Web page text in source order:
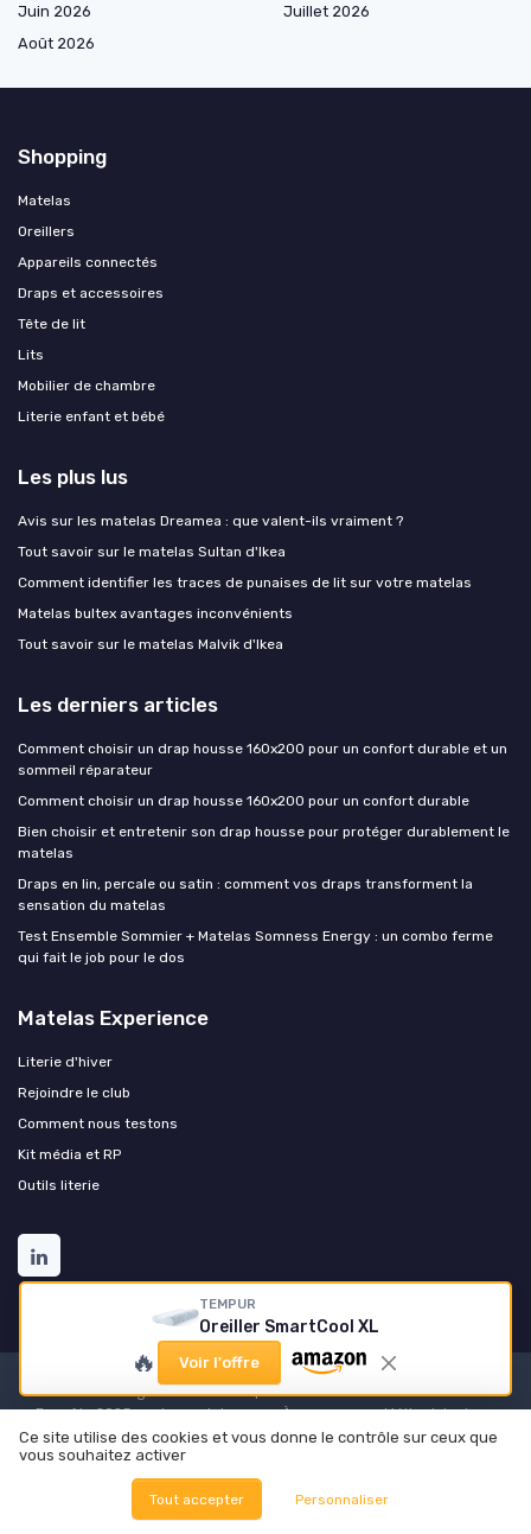
TEMPUR
Oreiller SmartCool XL
🔥 Voir l'offre
Juin 2026
Juillet 2026
Août 2026
Shopping
Matelas
Oreillers
Appareils connectés
Draps et accessoires
Tête de lit
Lits
Mobilier de chambre
Literie enfant et bébé
Les plus lus
Avis sur les matelas Dreamea : que valent-ils vraiment ?
Tout savoir sur le matelas Sultan d'Ikea
Comment identifier les traces de punaises de lit sur votre matelas
Matelas bultex avantages inconvénients
Tout savoir sur le matelas Malvik d'Ikea
Les derniers articles
Comment choisir un drap housse 160x200 pour un confort durable et un
sommeil réparateur
Comment choisir un drap housse 160x200 pour un confort durable
Bien choisir et entretenir son drap housse pour protéger durablement le
matelas
Draps en lin, percale ou satin : comment vos draps transforment la
sensation du matelas
Test Ensemble Sommier + Matelas Somness Energy : un combo ferme
qui fait le job pour le dos
Matelas Experience
Literie d'hiver
Rejoindre le club
Comment nous testons
Kit média et RP
Outils literie
Mentions légales Politique de confidentialité
Grande
Enquête 2025 sur les matelas
À propos
Méthodologie
Nos outils pratiques
© Matelas Experience 2026
Ce site utilise des cookies et vous donne le contrôle sur ceux que
vous souhaitez activer
Tout accepter Personnaliser